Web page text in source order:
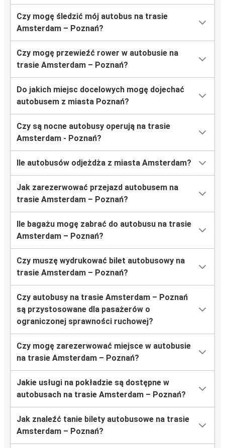
Czy mogę śledzić mój autobus na trasie
Amsterdam – Poznań?
Czy mogę przewieźć rower w autobusie na
trasie Amsterdam – Poznań?
Do jakich miejsc docelowych mogę dojechać
autobusem z miasta Poznań?
Czy są nocne autobusy operują na trasie
Amsterdam - Poznań?
Ile autobusów odjeżdża z miasta Amsterdam?
Jak zarezerwować przejazd autobusem na
trasie Amsterdam – Poznań?
Ile bagażu mogę zabrać do autobusu na trasie
Amsterdam – Poznań?
Czy muszę wydrukować bilet autobusowy na
trasie Amsterdam – Poznań?
Czy autobusy na trasie Amsterdam – Poznań
są przystosowane dla pasażerów o
ograniczonej sprawności ruchowej?
Czy mogę zarezerwować miejsce w autobusie
na trasie Amsterdam – Poznań?
Jakie usługi na pokładzie są dostępne w
autobusach na trasie Amsterdam – Poznań?
Jak znaleźć tanie bilety autobusowe na trasie
Amsterdam – Poznań?